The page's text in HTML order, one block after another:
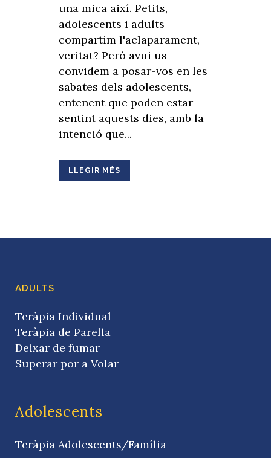
una mica així. Petits,
adolescents i adults
compartim l'aclaparament,
veritat? Però avui us
convidem a posar-vos en les
sabates dels adolescents,
entenent que poden estar
sentint aquests dies, amb la
intenció que...
LLEGIR MÉS
ADULTS
Teràpia Individual
Teràpia de Parella
Deixar de fumar
Superar por a Volar
Adolescents
Teràpia Adolescents/Família